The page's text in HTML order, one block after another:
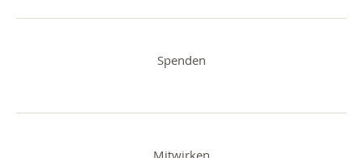
Spenden
Mitwirken